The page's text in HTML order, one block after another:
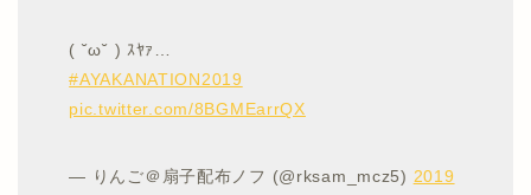
( ˘ω˘ ) ｽﾔｧ…
#AYAKANATION2019
pic.twitter.com/8BGMEarrQX
— りんご＠扇子配布ノフ (@rksam_mcz5) 2019